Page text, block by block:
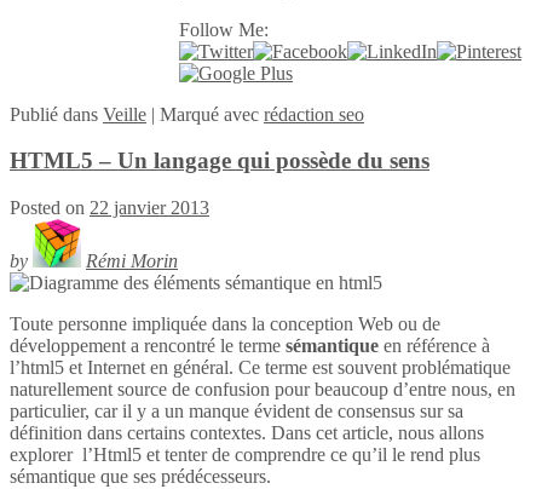
Follow Me:
Publié dans Veille | Marqué avec rédaction seo
HTML5 – Un langage qui possède du sens
Posted on 22 janvier 2013
by Rémi Morin
Toute personne impliquée dans la conception Web ou de
développement a rencontré le terme sémantique en référence à
l’html5 et Internet en général. Ce terme est souvent problématique
naturellement source de confusion pour beaucoup d’entre nous, en
particulier, car il y a un manque évident de consensus sur sa
définition dans certains contextes. Dans cet article, nous allons
explorer l’Html5 et tenter de comprendre ce qu’il le rend plus
sémantique que ses prédécesseurs.